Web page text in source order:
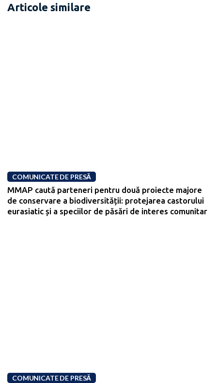
Articole similare
COMUNICATE DE PRESĂ
MMAP caută parteneri pentru două proiecte majore
de conservare a biodiversității: protejarea castorului
eurasiatic și a speciilor de păsări de interes comunitar
COMUNICATE DE PRESĂ